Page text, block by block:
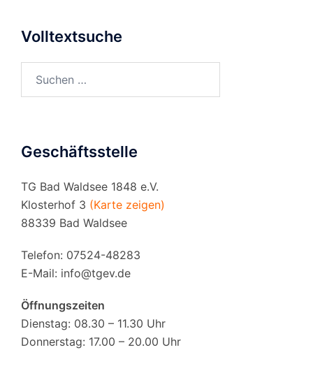
Volltextsuche
Geschäftsstelle
TG Bad Waldsee 1848 e.V.
Klosterhof 3 (Karte zeigen)
88339 Bad Waldsee
Telefon: 07524-48283
E-Mail: info@tgev.de
Öffnungszeiten
Dienstag: 08.30 – 11.30 Uhr
Donnerstag: 17.00 – 20.00 Uhr